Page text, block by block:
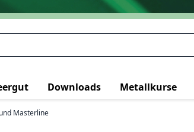
Downloads Metallkurse
Masterline